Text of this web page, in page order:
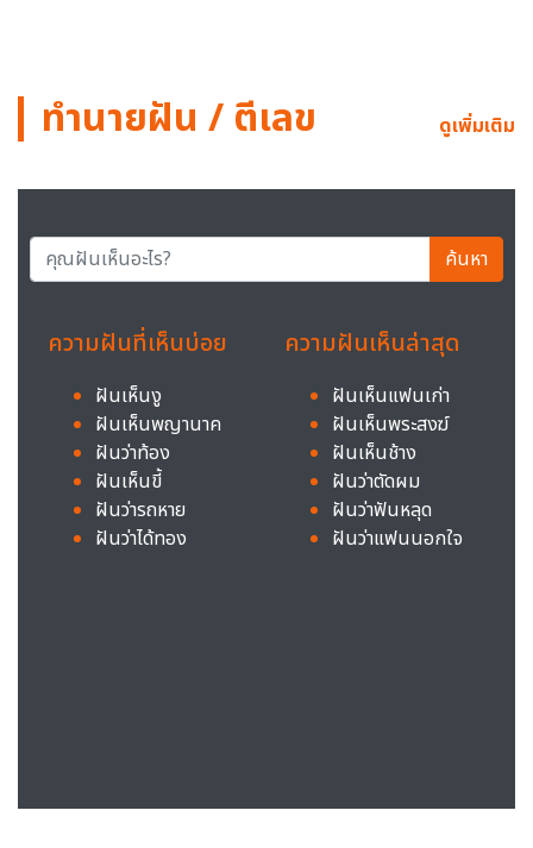
ทำนายฝัน / ตีเลข ดูเพิ่มเติม
ค้นหา
ความฝันที่เห็นบ่อย
ฝันเห็นงู
ฝันเห็นพญานาค
ฝันว่าท้อง
ฝันเห็นขี้
ฝันว่ารถหาย
ฝันว่าได้ทอง
ความฝันเห็นล่าสุด
ฝันเห็นแฟนเก่า
ฝันเห็นพระสงฆ์
ฝันเห็นช้าง
ฝันว่าตัดผม
ฝันว่าฟันหลุด
ฝันว่าแฟนนอกใจ